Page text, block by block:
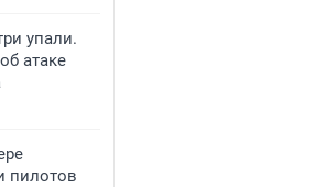
упали.
атаке
пилотов